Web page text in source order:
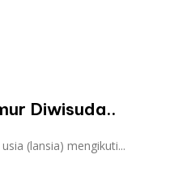
Diwisuda..
(lansia) mengikuti...